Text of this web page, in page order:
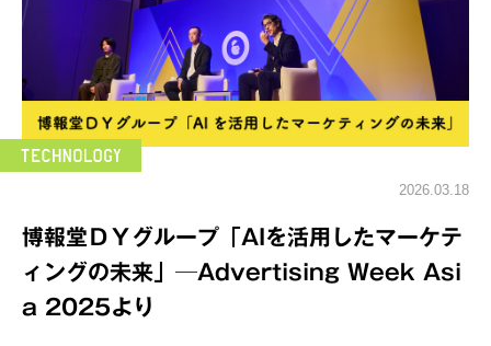
2026.03.18
博報堂ＤＹグループ「AIを活用したマーケテ
ィングの未来」─Advertising Week Asi
a 2025より